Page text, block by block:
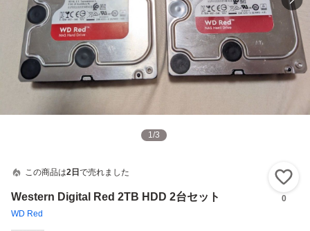
1/3
この商品は2日 で売れました
Western Digital Red 2TB HDD 2台セット
WD Red
0